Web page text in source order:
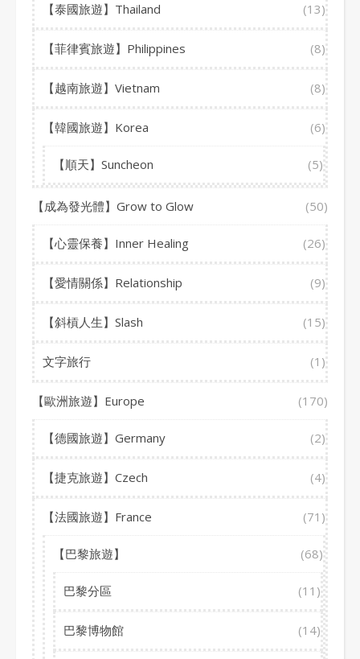
【泰國旅遊】Thailand (13)
【菲律賓旅遊】Philippines (8)
【越南旅遊】Vietnam (8)
【韓國旅遊】Korea (6)
【順天】Suncheon (5)
【成為發光體】Grow to Glow (50)
【心靈保養】Inner Healing (26)
【愛情關係】Relationship (9)
【斜槓人生】Slash (15)
文字旅行 (1)
【歐洲旅遊】Europe (170)
【德國旅遊】Germany (2)
【捷克旅遊】Czech (4)
【法國旅遊】France (71)
【巴黎旅遊】 (68)
巴黎分區 (11)
巴黎博物館 (14)